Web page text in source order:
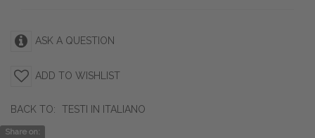
ASK A QUESTION
ADD TO WISHLIST
BACK TO: TESTI IN ITALIANO
Share on: